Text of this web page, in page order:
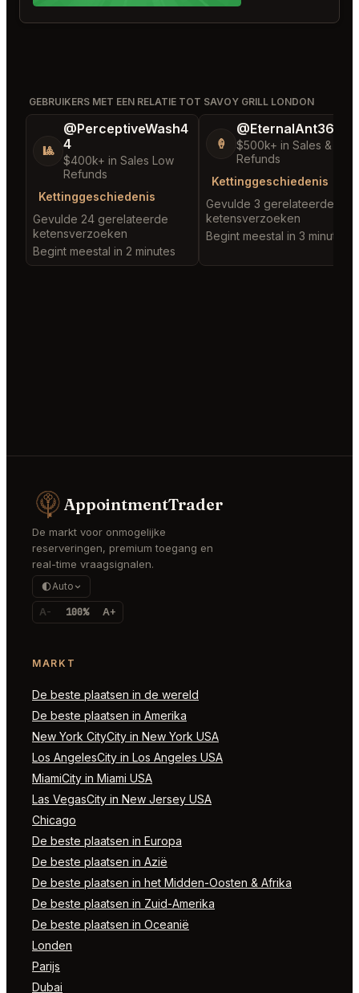
GEBRUIKERS MET EEN RELATIE TOT SAVOY GRILL LONDON
🎱
@PerceptiveWash4
4
$400k+ in Sales Low
Refunds
Kettinggeschiedenis
Gevulde 24 gerelateerde
ketensverzoeken
Begint meestal in 2 minutes
🍦
@EternalAnt36
$500k+ in Sales & Low
Refunds
Kettinggeschiedenis
Gevulde 3 gerelateerde
ketensverzoeken
Begint meestal in 3 minutes
AppointmentTrader
De markt voor onmogelijke
reserveringen, premium toegang en
real-time vraagsignalen.
Auto
A- 100% A+
MARKT
De beste plaatsen in de wereld
De beste plaatsen in Amerika
New York CityCity in New York USA
Los AngelesCity in Los Angeles USA
MiamiCity in Miami USA
Las VegasCity in New Jersey USA
Chicago
De beste plaatsen in Europa
De beste plaatsen in Azië
De beste plaatsen in het Midden-Oosten & Afrika
De beste plaatsen in Zuid-Amerika
De beste plaatsen in Oceanië
Londen
Parijs
Dubai